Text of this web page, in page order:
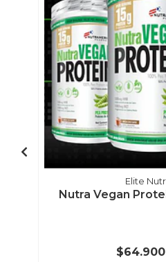
Elite
Nutra Vegan
$64.900